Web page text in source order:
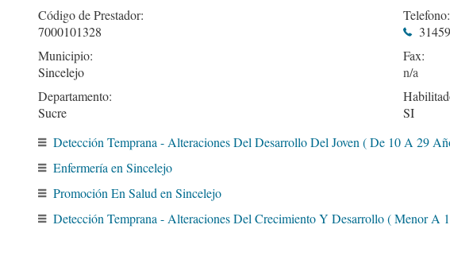
Código de Prestador:
7000101328
Municipio:
Sincelejo
Departamento:
Sucre
Telefono:
Fax:
SI
Detección Temprana - Alteraciones Del Desarrollo Del Joven ( De 10 A 29
Enfermería en Sincelejo
Promoción En Salud en Sincelejo
Detección Temprana - Alteraciones Del Crecimiento Y Desarrollo ( Menor A